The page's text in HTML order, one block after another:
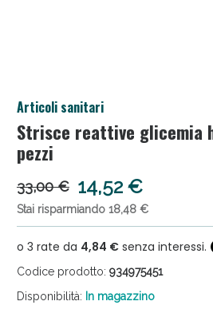
Articoli sanitari
Strisce reattive glicemia
pezzi
33,00 € 14,52 €
Stai risparmiando 18,48 €
Codice prodotto: 934975451
Disponibilità: In magazzino
Salini e Multivitaminici: oggi